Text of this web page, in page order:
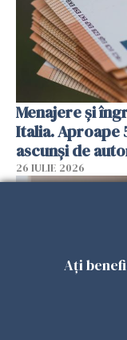
Menajere și
Italia. Aproape
ascunși de
26 IULIE 2026
Ați